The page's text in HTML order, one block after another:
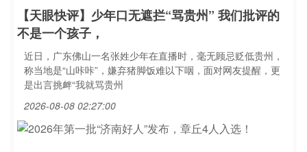
【天眼快评】少年口无遮拦“骂贵州” 我们批评的
不是一个孩子，
近日，广东佛山一名张姓少年在直播时，毫无顾忌贬低贵州，
称当地是“山咔咔”，嫌弃猪脚饭难以下咽，面对网友提醒，更
是出言挑衅“我就骂贵州
2026-08-08 02:27:00